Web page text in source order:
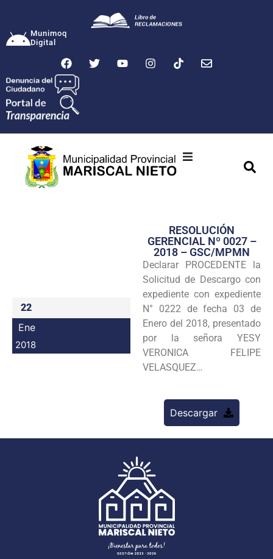
Munimoq
Digital
Transparencia
Seguridad
Programas
Intranet
22
Ene
2018
RESOLUCIÓN
GERENCIAL Nº 0027 –
2018 – GSC/MPMN
Declarar PROCEDENTE la
Solicitud de Descargo con
expediente con expediente
N° 0222 de fecha 03 de
Enero del 2018, presentado
por la señora YESY
VERONICA FELIPE
VELASQUEZ…
Descargar